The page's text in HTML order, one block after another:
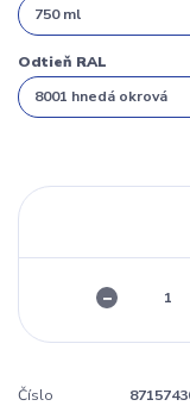
Odtieň RAL
Číslo